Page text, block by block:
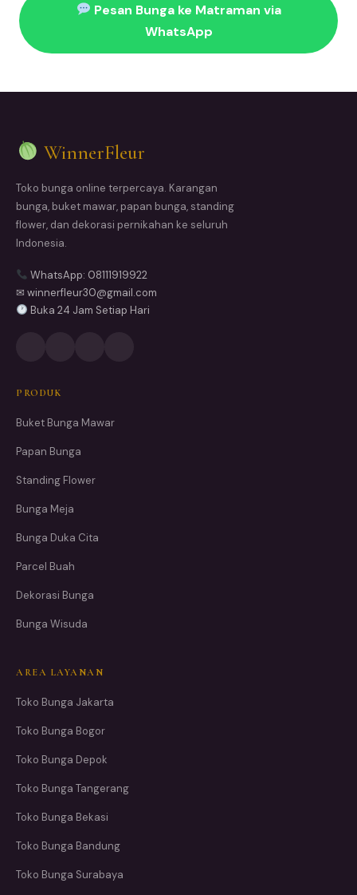
Pesan Bunga ke Matraman via
WhatsApp
WinnerFleur
Toko bunga online terpercaya. Karangan
bunga, buket mawar, papan bunga, standing
flower, dan dekorasi pernikahan ke seluruh
Indonesia.
WhatsApp: 08111919922
✉ winnerfleur30@gmail.com
Buka 24 Jam Setiap Hari
PRODUK
Buket Bunga Mawar
Papan Bunga
Standing Flower
Bunga Meja
Bunga Duka Cita
Parcel Buah
Dekorasi Bunga
Bunga Wisuda
AREA LAYANAN
Toko Bunga Jakarta
Toko Bunga Bogor
Toko Bunga Depok
Toko Bunga Tangerang
Toko Bunga Bekasi
Toko Bunga Bandung
Toko Bunga Surabaya